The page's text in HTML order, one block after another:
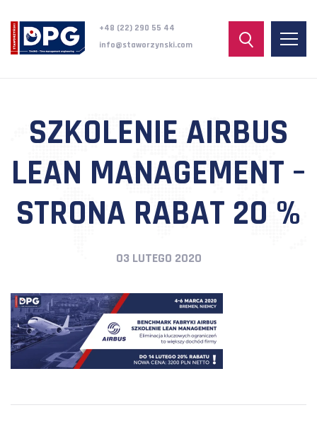
+48 (22) 290 55 44
info@staworzynski.com
SZKOLENIE AIRBUS
LEAN MANAGEMENT –
STRONA RABAT 20 %
03 LUTEGO 2020